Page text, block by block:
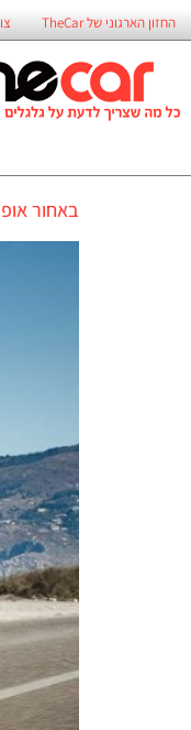
החזון הארגוני של TheCar
באחור